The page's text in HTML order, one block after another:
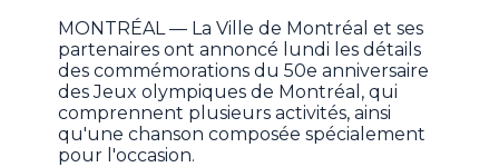
MONTRÉAL — La Ville de Montréal et ses
partenaires ont annoncé lundi les détails
des commémorations du 50e anniversaire
des Jeux olympiques de Montréal, qui
comprennent plusieurs activités, ainsi
qu'une chanson composée spécialement
pour l'occasion.